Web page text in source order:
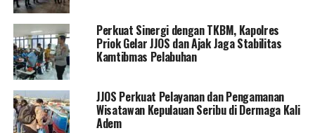
Perkuat Sinergi dengan TKBM, Kapolres
Priok Gelar JJOS dan Ajak Jaga Stabilitas
Kamtibmas Pelabuhan
JJOS Perkuat Pelayanan dan Pengamanan
Wisatawan Kepulauan Seribu di Dermaga Kali
Adem